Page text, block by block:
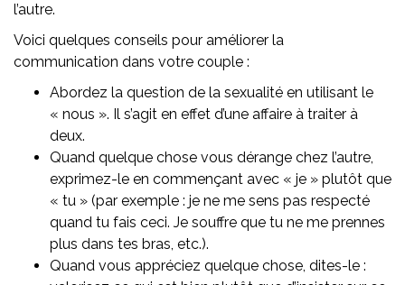
l’autre.
Voici quelques conseils pour améliorer la
communication dans votre couple :
Abordez la question de la sexualité en utilisant le
« nous ». Il s’agit en effet d’une affaire à traiter à
deux.
Quand quelque chose vous dérange chez l’autre,
exprimez-le en commençant avec « je » plutôt que
« tu » (par exemple : je ne me sens pas respecté
quand tu fais ceci. Je souffre que tu ne me prennes
plus dans tes bras, etc.).
Quand vous appréciez quelque chose, dites-le :